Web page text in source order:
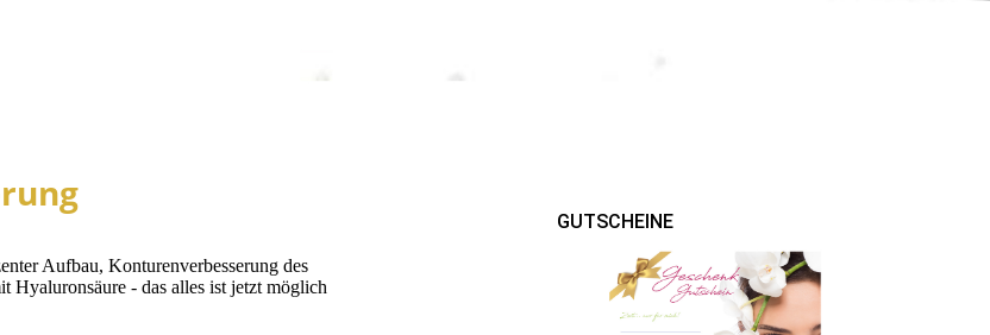
Aufbau, Konturenverbesserung des
Hyaluronsäure - das alles ist jetzt möglich
GUTSCHEINE